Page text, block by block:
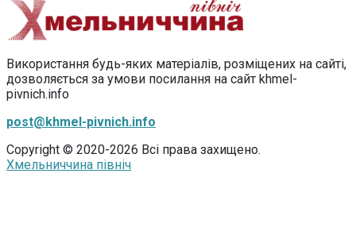
Використання будь-яких матеріалів, розміщених на сайті,
дозволяється за умови посилання на сайт khmel-
pivnich.info
post@khmel-pivnich.info
Copyright © 2020-2026 Всі права захищено.
Хмельниччина північ